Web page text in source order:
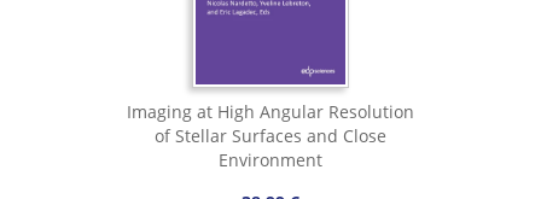
Imaging at High Angular Resolution
of Stellar Surfaces and Close
Environment